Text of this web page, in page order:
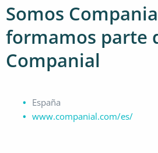
Somos
formamos parte
Companial
España
www.companial.com/es/